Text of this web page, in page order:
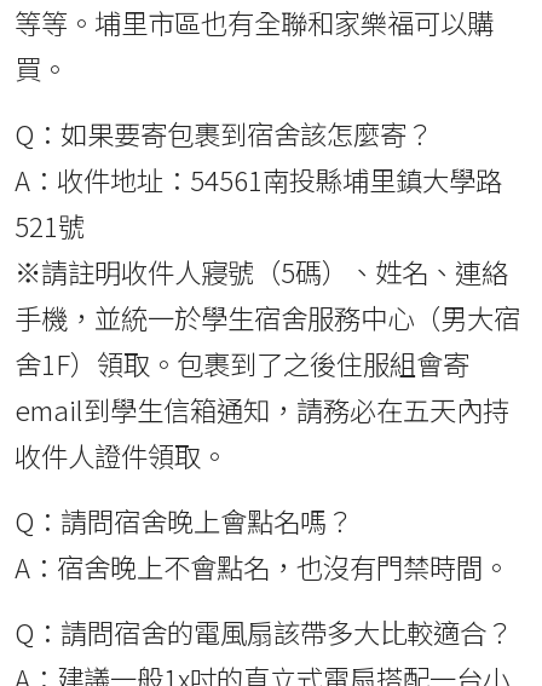
等等。埔里市區也有全聯和家樂福可以購
買。
Q：如果要寄包裹到宿舍該怎麼寄？
A：收件地址：54561南投縣埔里鎮大學路
521號
※請註明收件人寢號（5碼）、姓名、連絡
手機，並統一於學生宿舍服務中心（男大宿
舍1F）領取。包裹到了之後住服組會寄
email到學生信箱通知，請務必在五天內持
收件人證件領取。
Q：請問宿舍晚上會點名嗎？
A：宿舍晚上不會點名，也沒有門禁時間。
Q：請問宿舍的電風扇該帶多大比較適合？
A：建議一般1x吋的直立式電扇搭配一台小